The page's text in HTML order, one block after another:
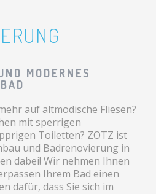
MODERNES
auf altmodische Fliesen?
mit sperrigen
Toiletten? ZOTZ ist
und Badrenovierung in
dabei! Wir nehmen Ihnen
Ihrem Bad einen
dafür, dass Sie sich im